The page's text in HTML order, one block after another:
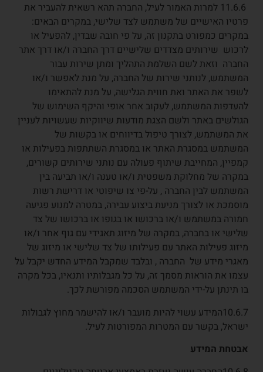
11.6.6 למרות האמור לעיל, החברה תהא רשאית להעביר את
פרטיו האישיים של משתמש לצד שלישי, במקרים הבאים:
במקרים כמפורט בתקנון זה, על פי חובה שבדין, להפעיל או
לרכוש שירותים מצדדים שלישיים דרך החברה ו/או דרך אתר
החברה וזאת לשם השלמת התהליך ומתן שירות עבור
המשתמש, לנותני שירות של החברה, על מנת לאפשר ו/או
לשפר את האתר ואת חווית הגלישה, על מנת להתאימו
להעדפות המשתמש, לעקוב אחר אופי והיקף השימוש של
הגולשים באתר ולשם הצגת מודעות שיווקיות שעשויות לעניין
את המשתמש, לצורך טיפול בדיווחים או בקשות של
המשתמש במסגרת האתר או במסגרת השתתפות בפעילות או
קמפיין, המחייבת שיתוף פעולה עם נותני שירותים קשורים,
במקרה של מחלוקת משפטית ו/או טענה ו/או תביעה בין
המשתמש לבין החברה , על-פי צו שיפוטי או דרישת רשות
מוסמכת או לצורך מניעת ביצוע עבירה, במטרה למנוע פגיעה
חמורה במשתמש ו/או ברכושו או בגופו או ברכושו של צד
שלישי או בחברה, במקרה של מיזוג תאגידי עם גוף אחר ו/או
מיזוג פעילות האתר עם פעילותו של צד שלישי או מיזוג של
מאגרי מידע של החברה , ובלבד שמקבל המידע החדש יקבל על
עצמו את הוראות מסמך זה, על כל מגבלותיו ותנאיו, בכל מקרה
בו תינתן על-ידי המשתמש הסכמה מפורשת לכך.
10.6.7המידע עשוי להיות מועבר ו/או להישמר מחוץ לגבולות
ישראל, בקשר עם המטרות המפורטות לעיל.
אבטחת המידע